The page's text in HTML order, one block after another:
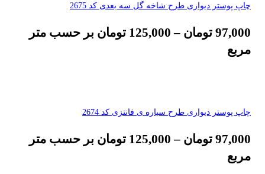
چاپ پوستر دیواری طرح شاخه گل سه بعدی کد 2675
97,000 تومان –
125,000 تومان بر حسب متر
مربع
چاپ پوستر دیواری طرح سیاره ی فانتزی کد 2674
97,000 تومان –
125,000 تومان بر حسب متر
مربع